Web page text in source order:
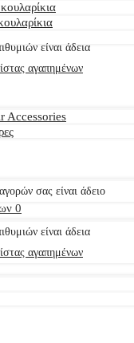
είναι άδεια
αγαπημένων
Accessories
σας είναι άδειο
0
είναι άδεια
αγαπημένων